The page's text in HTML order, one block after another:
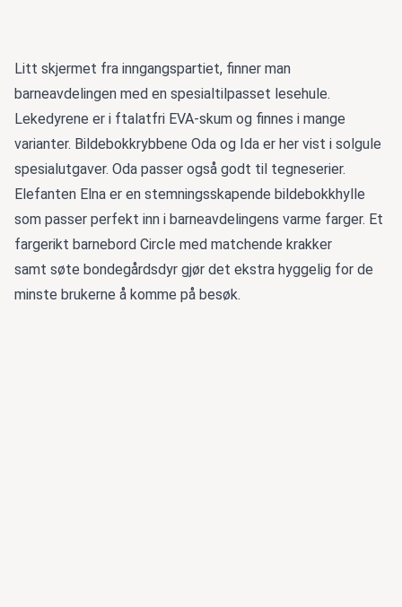
Litt skjermet fra inngangspartiet, finner man
barneavdelingen med en spesialtilpasset lesehule.
Lekedyrene er i ftalatfri EVA-skum og finnes i mange
varianter. Bildebokkrybbene Oda og Ida er her vist i solgule
spesialutgaver. Oda passer også godt til tegneserier.
Elefanten Elna er en stemningsskapende bildebokkhylle
som passer perfekt inn i barneavdelingens varme farger. Et
fargerikt barnebord Circle med matchende krakker
samt søte bondegårdsdyr gjør det ekstra hyggelig for de
minste brukerne å komme på besøk.